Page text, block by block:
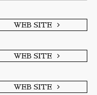
WEB SITE
WEB SITE
WEB SITE